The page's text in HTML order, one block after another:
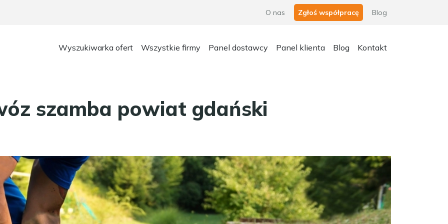
O nas Zgłoś współpracę Blog
Wyszukiwarka ofert Wszystkie firmy Panel dostawcy Panel klienta Blog Kontakt
szamba powiat gdański